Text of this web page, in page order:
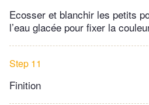
Ecosser et blanchir les petits
l’eau glacée pour fixer la
Step 11
Finition